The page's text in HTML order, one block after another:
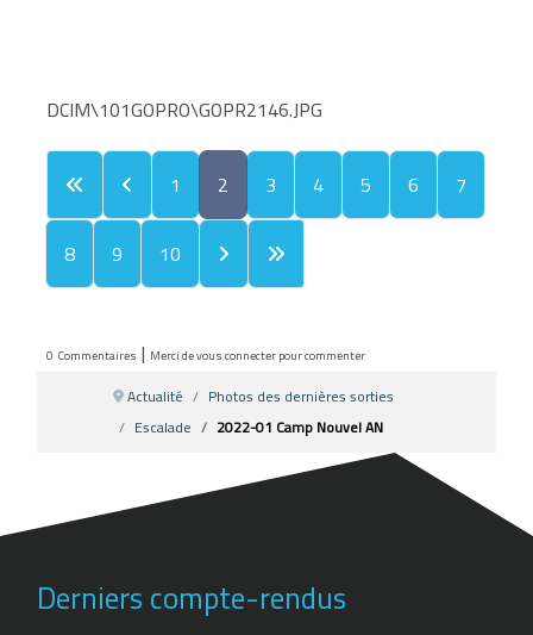
DCIM\101GOPRO\GOPR2146.JPG
1 2 3 4 5 6
7
8
9 10
0 Commentaires | Merci de vous connecter pour commenter
Actualité
Photos des dernières sorties
Escalade
2022-01 Camp Nouvel AN
Derniers compte-rendus